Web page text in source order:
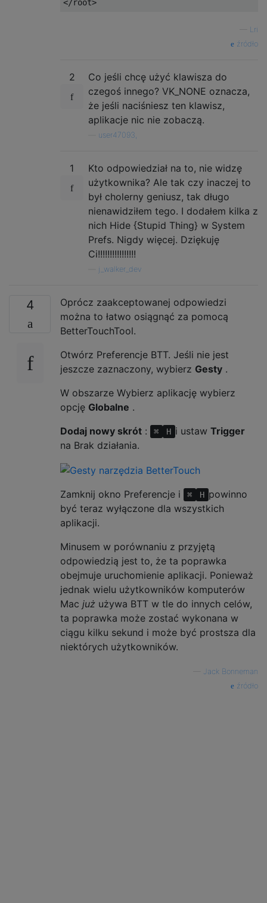
Lri
źródło
2
Co jeśli chcę użyć klawisza do
czegoś innego? VK_NONE oznacza,
że ​​jeśli naciśniesz ten klawisz,
aplikacje nic nie zobaczą.
user47093,
1
Kto odpowiedział na to, nie widzę
użytkownika? Ale tak czy inaczej to
był cholerny geniusz, tak długo
nienawidziłem tego. I dodałem kilka z
nich Hide {Stupid Thing} w System
Prefs. Nigdy więcej. Dziękuję
Ci!!!!!!!!!!!!!!!!
j_walker_dev
4
Oprócz zaakceptowanej odpowiedzi
można to łatwo osiągnąć za pomocą
BetterTouchTool.
Otwórz Preferencje BTT. Jeśli nie jest
jeszcze zaznaczony, wybierz Gesty .
W obszarze Wybierz aplikację wybierz
opcję Globalne .
Dodaj nowy skrót : ⌘ H i ustaw Trigger
na Brak działania.
Zamknij okno Preferencje i ⌘ H powinno
być teraz wyłączone dla wszystkich
aplikacji.
Minusem w porównaniu z przyjętą
odpowiedzią jest to, że ta poprawka
obejmuje uruchomienie aplikacji. Ponieważ
jednak wielu użytkowników komputerów
Mac już używa BTT w tle do innych celów,
ta poprawka może zostać wykonana w
ciągu kilku sekund i może być prostsza dla
niektórych użytkowników.
Jack Bonneman
źródło